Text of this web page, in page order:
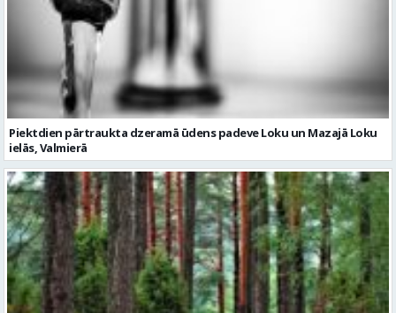
Piektdien pārtraukta dzeramā ūdens padeve Loku un Mazajā Loku
ielās, Valmierā